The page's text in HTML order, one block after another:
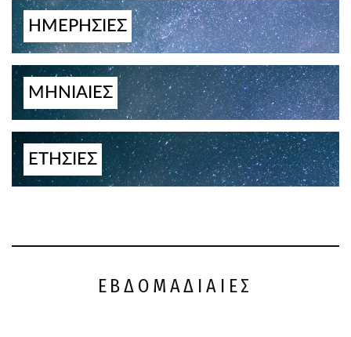
ΗΜΕΡΗΣΙΕΣ
ΜΗΝΙΑΙΕΣ
ΕΤΗΣΙΕΣ
ΕΒΔΟΜΑΔΙΑΙΕΣ